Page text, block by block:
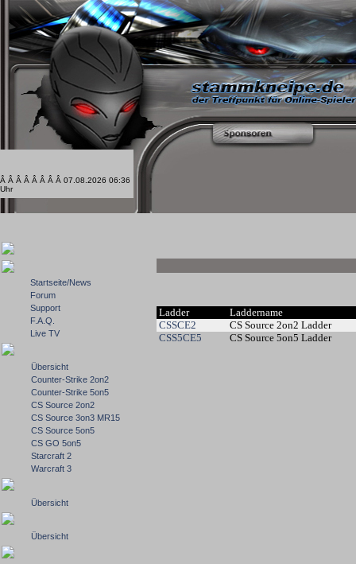
Â Â Â Â Â Â Â Â 07.08.2026 06:36
Uhr
Startseite/News
Forum
Support
F.A.Q.
Live TV
Übersicht
Counter-Strike 2on2
Counter-Strike 5on5
CS Source 2on2
CS Source 3on3 MR15
CS Source 5on5
CS GO 5on5
Starcraft 2
Warcraft 3
Übersicht
Übersicht
Ladder
Laddername
CSSCE2
CS Source 2on2 Ladder
CSS5CE5
CS Source 5on5 Ladder